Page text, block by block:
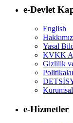
e-Devlet
English
Yasal
KVKK
Gizlilik
DETSİS
e-Hizmetler